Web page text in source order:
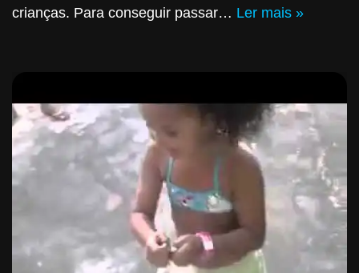
crianças. Para conseguir passar… Ler mais »